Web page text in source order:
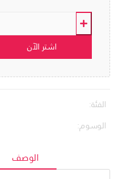
اشتر الآن
الفئة:
الوسوم:
الوصف